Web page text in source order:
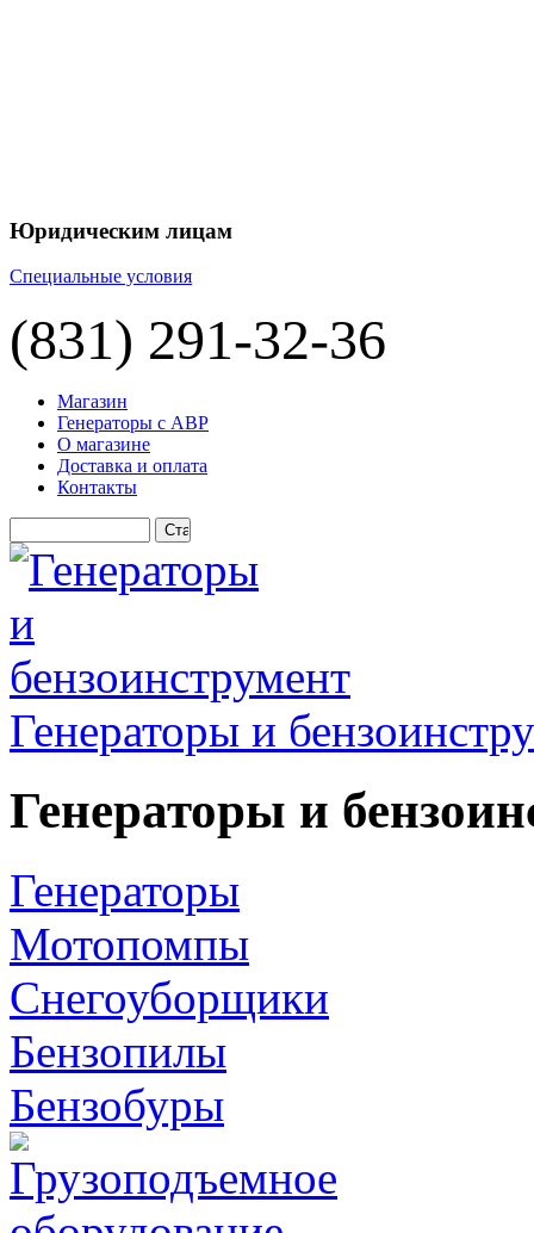
Юридическим лицам
Специальные условия
(831) 291-32-36
Магазин
Генераторы с АВР
О магазине
Доставка и оплата
Контакты
Генераторы и
Генераторы и
Генераторы
Мотопомпы
Снегоуборщики
Бензопилы
Бензобуры